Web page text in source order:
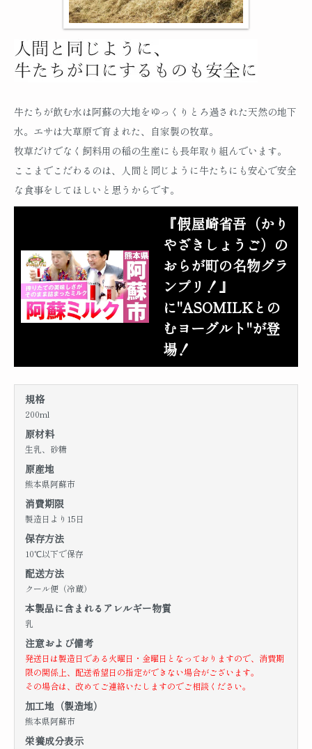
牛たちが飲む水は阿蘇の大地をゆっくりとろ過された天然の地下
水。エサは大草原で育まれた、自家製の牧草。
牧草だけでなく飼料用の稲の生産にも長年取り組んでいます。
ここまでこだわるのは、人間と同じように牛たちにも安心で安全
な食事をしてほしいと思うからです。
『假屋崎省吾（かり
やざきしょうご）の
おらが町の名物グラ
ンプリ！』
に"ASOMILKとの
むヨーグルト"が登
場！
規格
200ml
原材料
生乳、砂糖
原産地
熊本県阿蘇市
消費期限
製造日より15日
保存方法
10℃以下で保存
配送方法
クール便（冷蔵）
本製品に含まれるアレルギー物質
乳
注意および備考
発送日は製造日である火曜日・金曜日となっておりますので、消費期
限の関係上、配送希望日の指定ができない場合がございます。
その場合は、改めてご連絡いたしますのでご相談ください。
加工地（製造地）
熊本県阿蘇市
栄養成分表示